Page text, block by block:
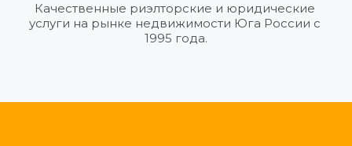
Качественные риэлторские и юридические
услуги на рынке недвижимости Юга России с
1995 года.